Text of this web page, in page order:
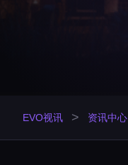
EVO视讯 > 资讯中心